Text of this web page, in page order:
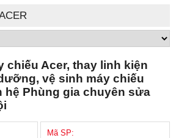
chiếu Acer, thay linh kiện
vệ sinh máy chiếu
hệ Phùng gia chuyên sửa
Mã SP: